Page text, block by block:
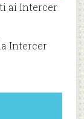
ai Intercer
Intercer